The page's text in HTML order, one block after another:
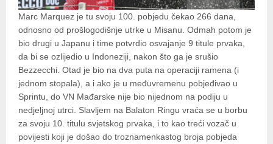
Marc Marquez je tu svoju 100. pobjedu čekao 266 dana,
odnosno od prošlogodišnje utrke u Misanu. Odmah potom je
bio drugi u Japanu i time potvrdio osvajanje 9 titule prvaka,
da bi se ozlijedio u Indoneziji, nakon što ga je srušio
Bezzecchi. Otad je bio na dva puta na operaciji ramena (i
jednom stopala), a i ako je u međuvremenu pobjeđivao u
Sprintu, do VN Mađarske nije bio nijednom na podiju u
nedjeljnoj utrci. Slavljem na Balaton Ringu vraća se u borbu
za svoju 10. titulu svjetskog prvaka, i to kao treći vozač u
povijesti koji je došao do troznamenkastog broja pobjeda